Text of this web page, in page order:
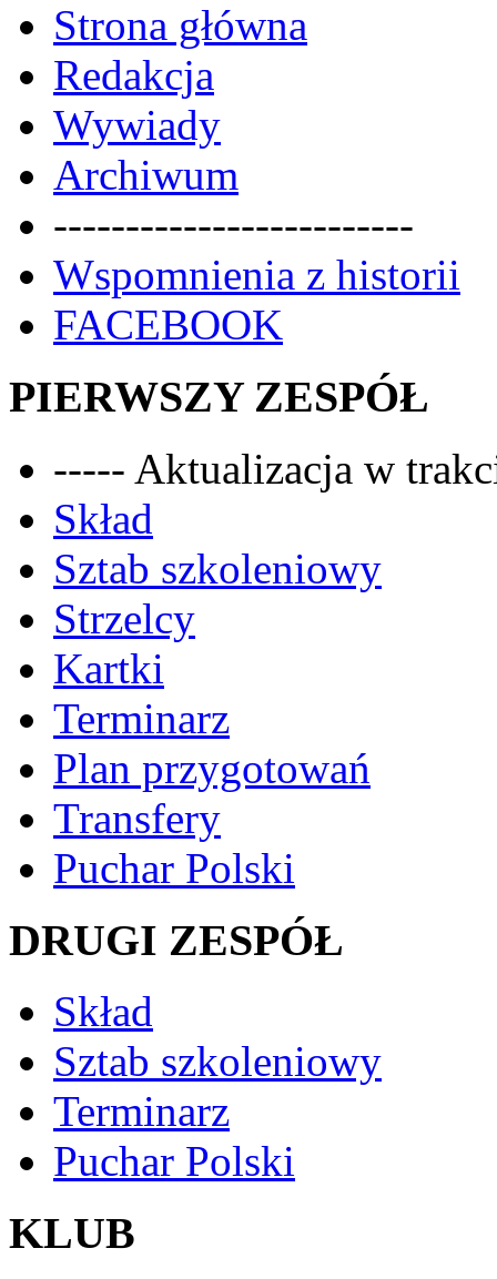
Strona główna
Redakcja
Wywiady
Archiwum
-------------------------
Wspomnienia z historii
FACEBOOK
PIERWSZY ZESPÓŁ
----- Aktualizacja w
Skład
Sztab szkoleniowy
Strzelcy
Kartki
Terminarz
Plan przygotowań
Transfery
Puchar Polski
DRUGI ZESPÓŁ
Skład
Sztab szkoleniowy
Terminarz
Puchar Polski
KLUB